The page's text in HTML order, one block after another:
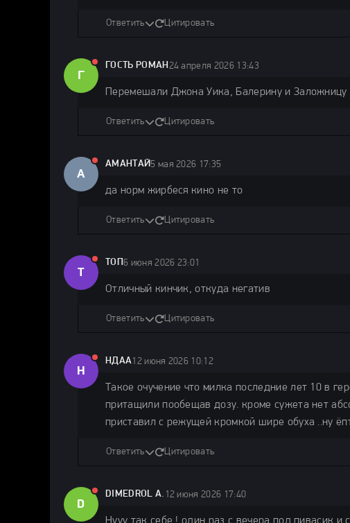
Ответить Цитировать
Г
ГОСТЬ РОМАН24 апреля 2026 13:43
Перемешали Джона Уика, Балерину и Заложницу
Ответить Цитировать
А
АМАНТАЙ5 мая 2026 17:35
да норм жирбеся кино не то
Ответить Цитировать
Т
ТОП6 июня 2026 23:01
Отличный кинчик, откуда негатив
Ответить Цитировать
Н
НДАА12 июня 2026 10:12
Такое очучение что милка последние лет 10 в
притащили пообещав дозу. кроме сужета нет
приставил с режущей кромкой шире обуха ..ну
Ответить Цитировать
D
DIMEDROL A. 12 июня 2026 17:40